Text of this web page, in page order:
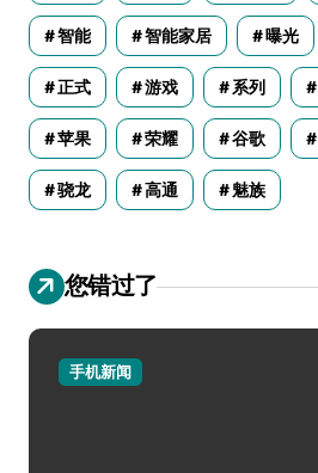
智能 智能家居 曝光
正式 游戏 系列
苹果 荣耀 谷歌
骁龙 高通 魅族
您错过了
手机新闻